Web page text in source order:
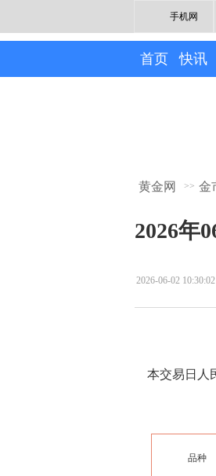
手机网
首页 快讯
黄金网 >> 金
2026年
2026-06-02 10:30:02
本交易日人
品种